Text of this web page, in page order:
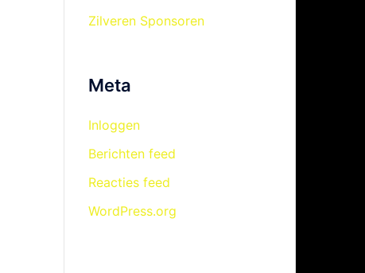
Zilveren Sponsoren
Meta
Inloggen
Berichten feed
Reacties feed
WordPress.org